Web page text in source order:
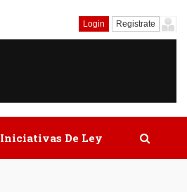
Login Registrate
Iniciativas De Ley